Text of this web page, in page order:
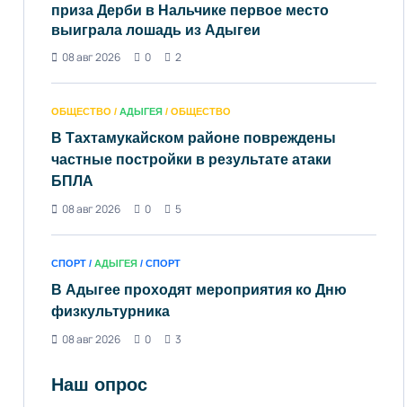
приза Дерби в Нальчике первое место
выиграла лошадь из Адыгеи
08 авг 2026
0 2
ОБЩЕСТВО / АДЫГЕЯ / ОБЩЕСТВО
В Тахтамукайском районе повреждены
частные постройки в результате атаки
БПЛА
08 авг 2026
0 5
СПОРТ / АДЫГЕЯ / СПОРТ
В Адыгее проходят мероприятия ко Дню
физкультурника
08 авг 2026
0 3
Наш опрос